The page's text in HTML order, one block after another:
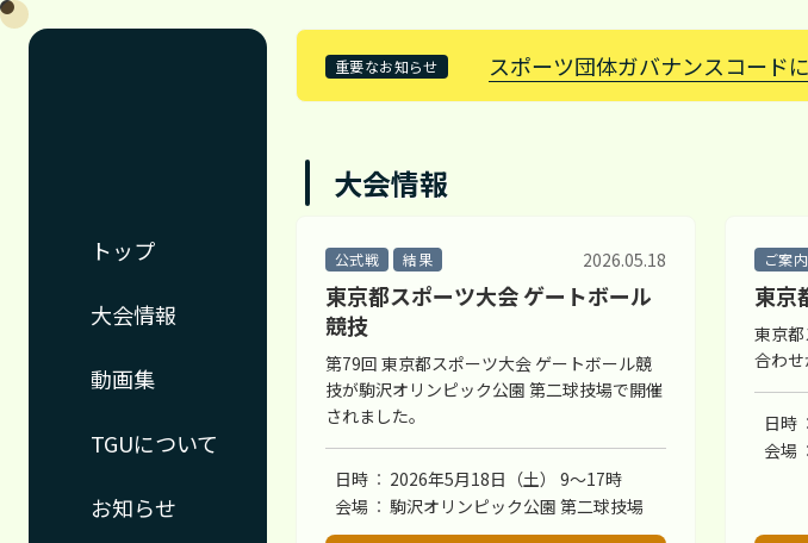
（特
非）
京
ト
ー
トップ
大会情報
動画集
TGUについて
お知らせ
重要なお知らせ スポーツ団体ガバナンスコード
大会情報
公式戦 結果
東京都スポーツ大会 ゲートボール
競技
2026.05.18
第79回 東京都スポーツ大会 ゲートボール競
技が駒沢オリンピック公園 第二球技場で開催
されました。
日時
2026年5月18日（土） 9〜17時
会場
駒沢オリンピック公園 第二球技場
ご案内
東京
東京
合わせ
日時
会場